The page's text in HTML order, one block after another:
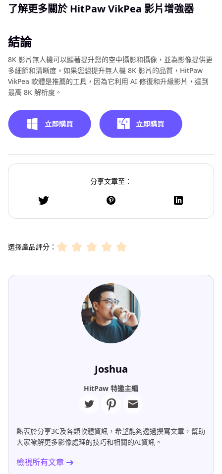
了解更多關於 HitPaw VikPea 影片增強器
結論
8K 影片無人機可以顯著提升您的空中攝影和攝像，並為影像提供更
多細節和清晰度。如果您想提升無人機 8K 影片的品質，HitPaw
VikPea 軟體是推薦的工具，因為它利用 AI 修復和升級影片，達到
最高 8K 解析度。
分享文章至：
選擇產品評分：
Joshua
HitPaw 特邀主編
熱衷於分享3C及各類軟體資訊，希望能夠透過撰寫文章，幫助
大家瞭解更多影像處理的技巧和相關的AI資訊。
檢視所有文章